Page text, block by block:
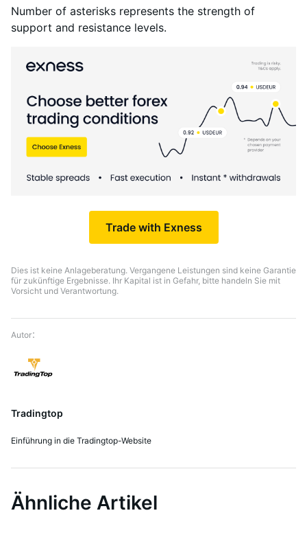
Number of asterisks represents the strength of
support and resistance levels.
Trade with Exness
Dies ist keine Anlageberatung. Vergangene Leistungen sind keine Garantie
für zukünftige Ergebnisse. Ihr Kapital ist in Gefahr, bitte handeln Sie mit
Vorsicht und Verantwortung.
Tradingtop
Einführung in die Tradingtop-Website
Ähnliche Artikel